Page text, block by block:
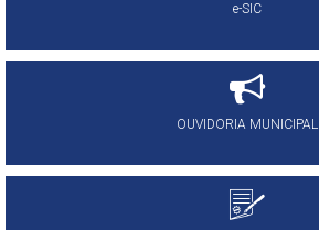
e-SIC
OUVIDORIA MUNICIPAL